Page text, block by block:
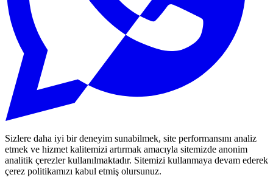
Sizlere daha iyi bir deneyim sunabilmek, site performansını analiz
etmek ve hizmet kalitemizi artırmak amacıyla sitemizde anonim
analitik çerezler kullanılmaktadır. Sitemizi kullanmaya devam ederek
çerez politikamızı kabul etmiş olursunuz.